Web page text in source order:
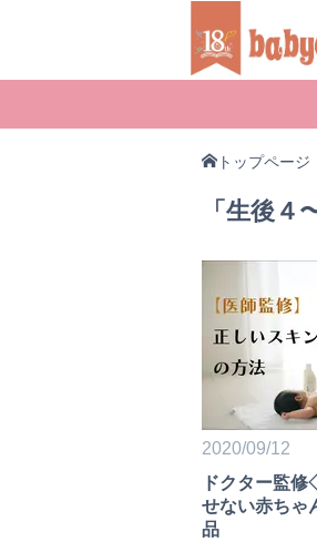
トップページ
「生後
2020/09/12
ドクター監
せない赤ちゃ
品